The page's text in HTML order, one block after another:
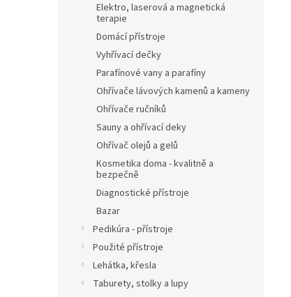
Elektro, laserová a magnetická
terapie
Domácí přístroje
Vyhřívací dečky
Parafínové vany a parafíny
Ohřívače lávových kamenů a kameny
Ohřívače ručníků
Sauny a ohřívací deky
Ohřívač olejů a gelů
Kosmetika doma - kvalitně a
bezpečně
Diagnostické přístroje
Bazar
Pedikúra - přístroje
Použité přístroje
Lehátka, křesla
Taburety, stolky a lupy